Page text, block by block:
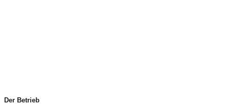
Der Betrieb